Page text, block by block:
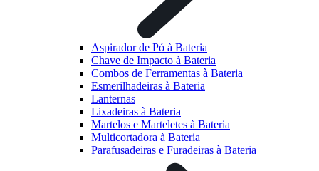
Aspirador de Pó à Bateria
Chave de Impacto à Bateria
Combos de Ferramentas à Bateria
Esmerilhadeiras à Bateria
Lanternas
Lixadeiras à Bateria
Martelos e Marteletes à Bateria
Multicortadora à Bateria
Parafusadeiras e Furadeiras à Bateria